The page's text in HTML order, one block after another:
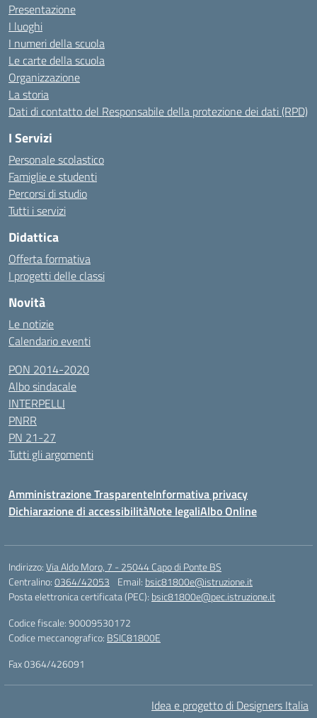
Presentazione
I luoghi
I numeri della scuola
Le carte della scuola
Organizzazione
La storia
Dati di contatto del Responsabile della protezione dei dati (RPD)
I Servizi
Personale scolastico
Famiglie e studenti
Percorsi di studio
Tutti i servizi
Didattica
Offerta formativa
I progetti delle classi
Novità
Le notizie
Calendario eventi
PON 2014-2020
Albo sindacale
INTERPELLI
PNRR
PN 21-27
Tutti gli argomenti
Amministrazione TrasparenteInformativa privacy
Dichiarazione di accessibilitàNote legaliAlbo Online
Indirizzo:Via Aldo Moro, 7 - 25044 Capo di Ponte BS
Centralino:0364/42053 Email: bsic81800e@istruzione.it
Posta elettronica certificata (PEC): bsic81800e@pec.istruzione.it
Codice fiscale: 90009530172
Codice meccanografico: BSIC81800E
Fax 0364/426091
Idea e progetto di Designers Italia